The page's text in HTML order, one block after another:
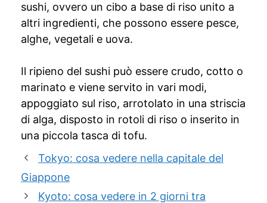
sushi, ovvero un cibo a base di riso unito a
altri ingredienti, che possono essere pesce,
alghe, vegetali e uova.
Il ripieno del sushi può essere crudo, cotto o
marinato e viene servito in vari modi,
appoggiato sul riso, arrotolato in una striscia
di alga, disposto in rotoli di riso o inserito in
una piccola tasca di tofu.
Tokyo: cosa vedere nella capitale del
Giappone
Kyoto: cosa vedere in 2 giorni tra